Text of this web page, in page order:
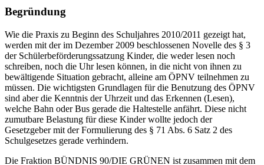
Begründung
Wie die Praxis zu Beginn des Schuljahres 2010/2011 gezeigt hat,
werden mit der im Dezember 2009 beschlossenen Novelle des § 3
der Schülerbeförderungssatzung Kinder, die weder lesen noch
schreiben, noch die Uhr lesen können, in die nicht von ihnen zu
bewältigende Situation gebracht, alleine am ÖPNV teilnehmen zu
müssen. Die wichtigsten Grundlagen für die Benutzung des ÖPNV
sind aber die Kenntnis der Uhrzeit und das Erkennen (Lesen),
welche Bahn oder Bus gerade die Haltestelle anfährt. Diese nicht
zumutbare Belastung für diese Kinder wollte jedoch der
Gesetzgeber mit der Formulierung des § 71 Abs. 6 Satz 2 des
Schulgesetzes gerade verhindern.
Die Fraktion BÜNDNIS 90/DIE GRÜNEN ist zusammen mit dem